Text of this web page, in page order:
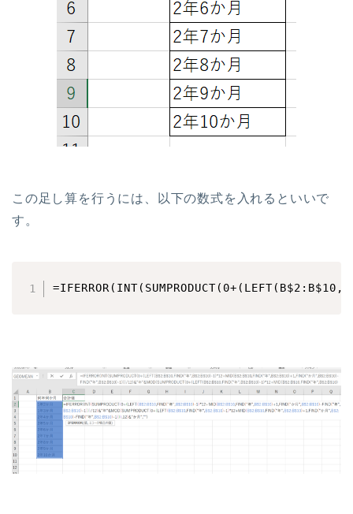
この足し算を行うには、以下の数式を入れるといいで
す。